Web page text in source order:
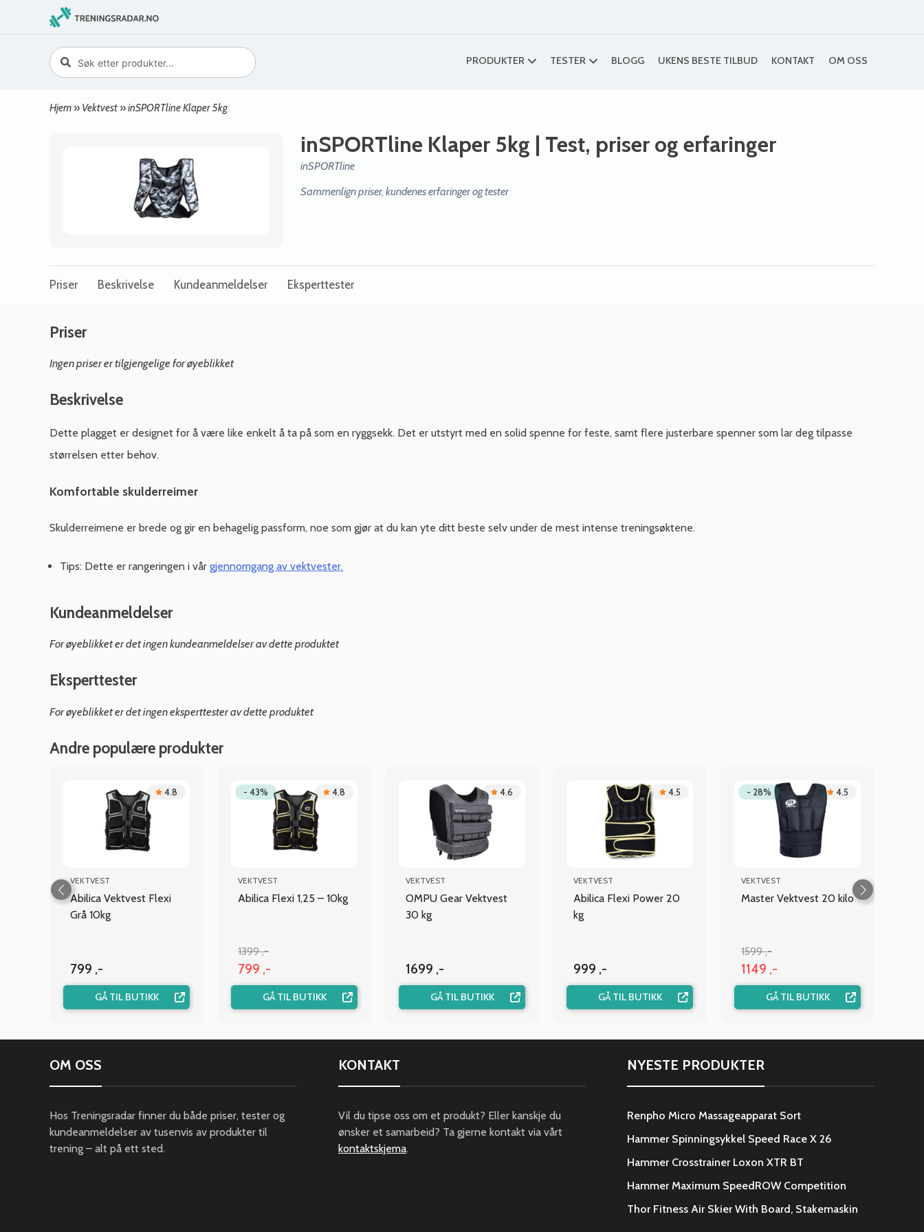
PRODUKTER TESTER BLOGG UKENS BESTE TILBUD KONTAKT OM OSS
Hjem » Vektvest »inSPORTline Klaper 5kg
inSPORTline Klaper 5kg | Test, priser og erfaringer
inSPORTline
Sammenlign priser, kundenes erfaringer og tester
Priser Beskrivelse Kundeanmeldelser Eksperttester
Priser
Ingen priser er tilgjengelige for øyeblikket
Beskrivelse
Dette plagget er designet for å være like enkelt å ta på som en ryggsekk. Det er utstyrt med en solid spenne for feste, samt flere justerbare spenner som lar deg tilpasse
størrelsen etter behov.
Komfortable skulderreimer
Skulderreimene er brede og gir en behagelig passform, noe som gjør at du kan yte ditt beste selv under de mest intense treningsøktene.
Tips: Dette er rangeringen i vår gjennomgang av vektvester.
Kundeanmeldelser
For øyeblikket er det ingen kundeanmeldelser av dette produktet
Eksperttester
For øyeblikket er det ingen eksperttester av dette produktet
Andre populære produkter
4.8
VEKTVEST
Abilica Vektvest Flexi
Grå 10kg
799 ,-
GÅ TIL BUTIKK
- 43% 4.8
VEKTVEST
Abilica Flexi 1,25 – 10kg
1399 ,-
799 ,-
GÅ TIL BUTIKK
4.6
VEKTVEST
OMPU Gear Vektvest
30 kg
1699 ,-
GÅ TIL BUTIKK
4.5
VEKTVEST
Abilica Flexi Power 20
kg
999 ,-
GÅ TIL BUTIKK
- 28% 4.5
VEKTVEST
Master Vektvest 20 kilo
1599 ,-
1149 ,-
GÅ TIL BUTIKK
OM OSS
Hos Treningsradar finner du både priser, tester og
kundeanmeldelser av tusenvis av produkter til
trening – alt på ett sted.
KONTAKT
Vil du tipse oss om et produkt? Eller kanskje du
ønsker et samarbeid? Ta gjerne kontakt via vårt
kontaktskjema.
NYESTE PRODUKTER
Renpho Micro Massageapparat Sort
Hammer Spinningsykkel Speed Race X 26
Hammer Crosstrainer Loxon XTR BT
Hammer Maximum SpeedROW Competition
Thor Fitness Air Skier With Board, Stakemaskin